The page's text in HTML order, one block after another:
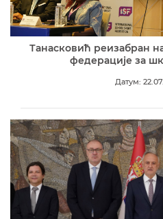
Танасковић реизабран
федерације за
Датум: